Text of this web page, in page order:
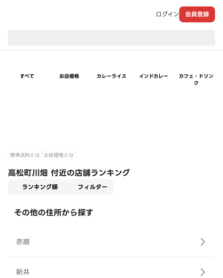
ログイン 会員登録
すべて お店価格 カレーライス インドカレー
カフェ・ドリン
ク
標準送料とは お店価格とは
高松町川畑 付近の店舗ランキング
ランキング順 フィルター
その他の住所から探す
赤崩
新井